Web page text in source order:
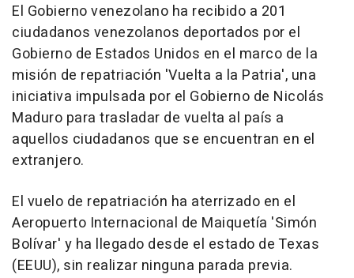
El Gobierno venezolano ha recibido a 201
ciudadanos venezolanos deportados por el
Gobierno de Estados Unidos en el marco de la
misión de repatriación 'Vuelta a la Patria', una
iniciativa impulsada por el Gobierno de Nicolás
Maduro para trasladar de vuelta al país a
aquellos ciudadanos que se encuentran en el
extranjero.
El vuelo de repatriación ha aterrizado en el
Aeropuerto Internacional de Maiquetía 'Simón
Bolívar' y ha llegado desde el estado de Texas
(EEUU), sin realizar ninguna parada previa.